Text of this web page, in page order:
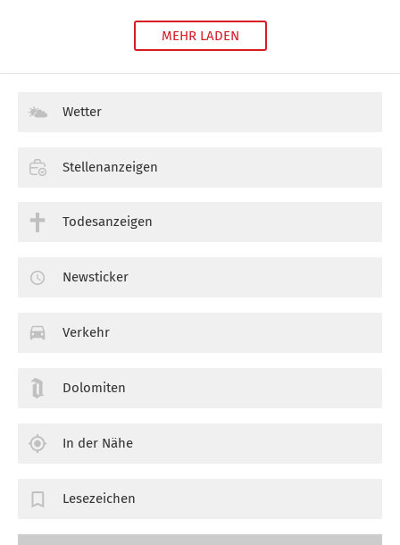
MEHR LADEN
Wetter
Stellenanzeigen
Todesanzeigen
Newsticker
Verkehr
Dolomiten
In der Nähe
Lesezeichen